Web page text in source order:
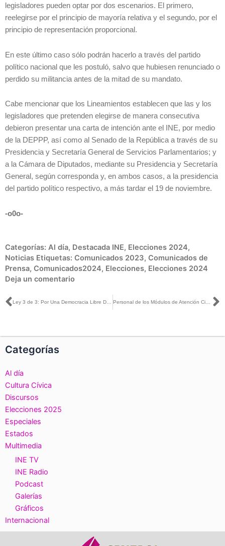
legisladores pueden optar por dos escenarios. El primero,
reelegirse por el principio de mayoría relativa y el segundo, por el
principio de representación proporcional.
En este último caso sólo podrán hacerlo a través del partido
político nacional que les postuló, salvo que hubiesen renunciado o
perdido su militancia antes de la mitad de su mandato.
Cabe mencionar que los Lineamientos establecen que las y los
legisladores que pretenden elegirse de manera consecutiva
debieron presentar una carta de intención ante el INE, por medio
de la DEPPP, así como al Senado de la República a través de su
Presidencia y Secretaría General de Servicios Parlamentarios; y
a la Cámara de Diputados, mediante su Presidencia y Secretaría
General, según corresponda y, en ambos casos, a la presidencia
del partido político respectivo, a más tardar el 19 de noviembre.
-o0o-
Categorías: Al día, Destacada INE, Elecciones 2024,
Noticias Etiquetas: Comunicados 2023, Comunicados de
Prensa, Comunicados2024, Elecciones, Elecciones 2024
Deja un comentario
Ant Personal de los Módulos de Atención Ciudadana del INE recibirá talleres de sensibilización en materia de trato igualitario y sin discriminación
Categorías
Al día
Cultura Cívica
Discursos
Elecciones 2025
Especiales
Estados
Multimedia
INE TV
INE Radio
Podcast
Galerías
Gráficos
Internacional